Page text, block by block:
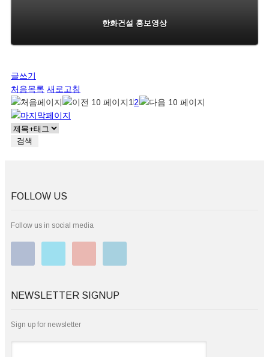
한화건설 홍보영상
글쓰기
처음목록 새로고침
1 2
FOLLOW US
Follow us in social media
NEWSLETTER SIGNUP
Sign up for newsletter